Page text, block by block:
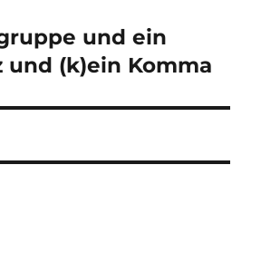
und ein
und (k)ein Komma